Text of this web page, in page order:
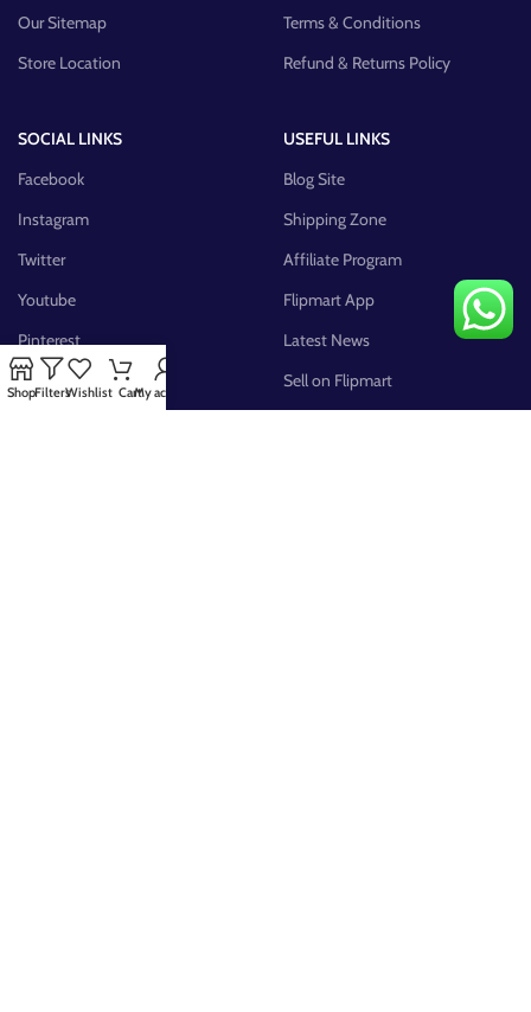
Our Sitemap
Store Location
Terms & Conditions
Refund & Returns Policy
SOCIAL LINKS
Facebook
Instagram
Twitter
Youtube
Pinterest
FB Group
USEFUL LINKS
Blog Site
Shipping Zone
Affiliate Program
Flipmart App
Latest News
Sell on Flipmart
ShopFiltersWishlist CartMy account